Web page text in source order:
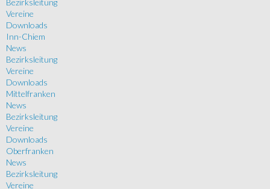
Bezirksleitung
Vereine
Downloads
Inn-Chiem
News
Bezirksleitung
Vereine
Downloads
Mittelfranken
News
Bezirksleitung
Vereine
Downloads
Oberfranken
News
Bezirksleitung
Vereine